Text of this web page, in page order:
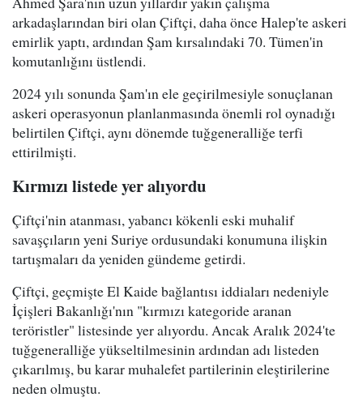
arkadaşlarından biri olan Çiftçi, daha önce Halep'te askeri
emirlik yaptı, ardından Şam kırsalındaki 70. Tümen'in
komutanlığını üstlendi.
2024 yılı sonunda Şam'ın ele geçirilmesiyle sonuçlanan
askeri operasyonun planlanmasında önemli rol oynadığı
belirtilen Çiftçi, aynı dönemde tuğgeneralliğe terfi
ettirilmişti.
Kırmızı listede yer alıyordu
Çiftçi'nin atanması, yabancı kökenli eski muhalif
savaşçıların yeni Suriye ordusundaki konumuna ilişkin
tartışmaları da yeniden gündeme getirdi.
Çiftçi, geçmişte El Kaide bağlantısı iddiaları nedeniyle
İçişleri Bakanlığı'nın "kırmızı kategoride aranan
teröristler" listesinde yer alıyordu. Ancak Aralık 2024'te
tuğgeneralliğe yükseltilmesinin ardından adı listeden
çıkarılmış, bu karar muhalefet partilerinin eleştirilerine
neden olmuştu.